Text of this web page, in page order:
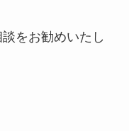
をお勧めいたし